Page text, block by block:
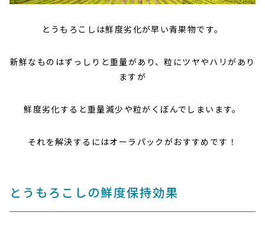
とうもろこしは鮮度劣化が早い青果物です。
新鮮なものはずっしりと重量があり、粒にツヤやハリがあり
ますが
鮮度劣化すると重量減少や粒がくぼんでしまいます。
それを解決するにはオーラパックがおすすめです！
とうもろこしの鮮度保持効果